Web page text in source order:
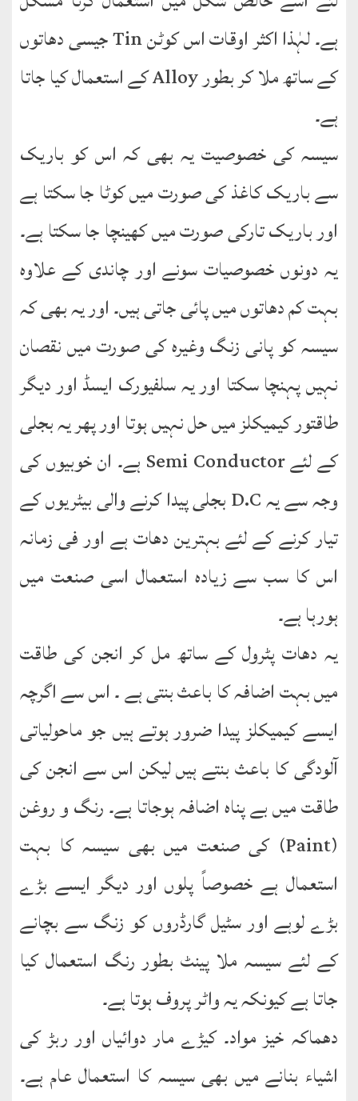
English
Books
دریچۂ
راہنمائی
متفرق
مِرقاتُ
الیقین
فی
حَیاتِ
نورالدّین
متفرق
کتب
سلسلہ
ہے۔ لہٰذا اکثر اوقات اس کوٹن Tin جیسی دھاتوں
کے ساتھ ملا کر بطور Alloy کے استعمال کیا جاتا
ہے۔
سیسہ کی خصوصیت یہ بھی کہ اس کو باریک
سے باریک کاغذ کی صورت میں کوٹا جا سکتا ہے
اور باریک تارکی صورت میں کھینچا جا سکتا ہے۔
یہ دونوں خصوصیات سونے اور چاندی کے علاوہ
بہت کم دھاتوں میں پائی جاتی ہیں۔ اور یہ بھی کہ
سیسہ کو پانی زنگ وغیرہ کی صورت میں نقصان
نہیں پہنچا سکتا اور یہ سلفیورک ایسڈ اور دیگر
طاقتور کیمیکلز میں حل نہیں ہوتا اور پھر یہ بجلی
کے لئے Semi Conductor ہے۔ ان خوبیوں کی
وجہ سے یہ D.C بجلی پیدا کرنے والی بیٹریوں کے
تیار کرنے کے لئے بہترین دھات ہے اور فی زمانہ
اس کا سب سے زیادہ استعمال اسی صنعت میں
ہورہا ہے۔
یہ دھات پٹرول کے ساتھ مل کر انجن کی طاقت
میں بہت اضافہ کا باعث بنتی ہے ۔ اس سے اگرچہ
ایسے کیمیکلز پیدا ضرور ہوتے ہیں جو ماحولیاتی
آلودگی کا باعث بنتے ہیں لیکن اس سے انجن کی
طاقت میں بے پناہ اضافہ ہوجاتا ہے۔ رنگ و روغن
(Paint) کی صنعت میں بھی سیسہ کا بہت
استعمال ہے خصوصاً پلوں اور دیگر ایسے بڑے
بڑے لوہے اور سٹیل گارڈروں کو زنگ سے بچانے
کے لئے سیسہ ملا پینٹ بطور رنگ استعمال کیا
جاتا ہے کیونکہ یہ واٹر پروف ہوتا ہے۔
دھماکہ خیز مواد۔ کیڑے مار دوائیاں اور ربڑ کی
اشیاء بنانے میں بھی سیسہ کا استعمال عام ہے۔